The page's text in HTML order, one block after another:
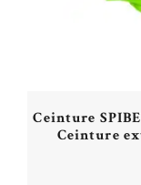
Ceinture
Ceinture